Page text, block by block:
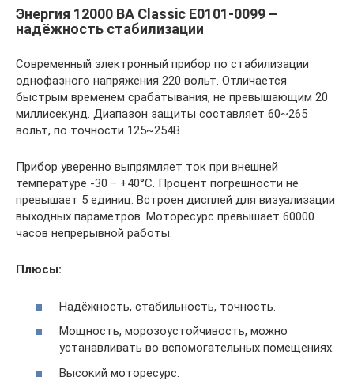
Энергия 12000 ВА Classic Е0101-0099 –
надёжность стабилизации
Современный электронный прибор по стабилизации
однофазного напряжения 220 вольт. Отличается
быстрым временем срабатывания, не превышающим 20
миллисекунд. Диапазон защиты составляет 60~265
вольт, по точности 125~254В.
Прибор уверенно выпрямляет ток при внешней
температуре -30 ‒ +40°C. Процент погрешности не
превышает 5 единиц. Встроен дисплей для визуализации
выходных параметров. Моторесурс превышает 60000
часов непрерывной работы.
Плюсы:
Надёжность, стабильность, точность.
Мощность, морозоустойчивость, можно
устанавливать во вспомогательных помещениях.
Высокий моторесурс.